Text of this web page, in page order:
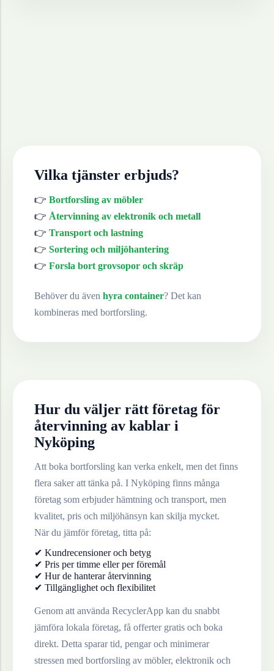
Vilka tjänster erbjuds?
👉 Bortforsling av möbler
👉 Återvinning av elektronik och metall
👉 Transport och lastning
👉 Sortering och miljöhantering
👉 Forsla bort grovsopor och skräp
Behöver du även hyra container? Det kan
kombineras med bortforsling.
Hur du väljer rätt företag för
återvinning av kablar i
Nyköping
Att boka bortforsling kan verka enkelt, men det finns
flera saker att tänka på. I Nyköping finns många
företag som erbjuder hämtning och transport, men
kvalitet, pris och miljöhänsyn kan skilja mycket.
När du jämför företag, titta på:
✔ Kundrecensioner och betyg
✔ Pris per timme eller per föremål
✔ Hur de hanterar återvinning
✔ Tillgänglighet och flexibilitet
Genom att använda RecyclerApp kan du snabbt
jämföra lokala företag, få offerter gratis och boka
direkt. Detta sparar tid, pengar och minimerar
stressen med bortforsling av möbler, elektronik och